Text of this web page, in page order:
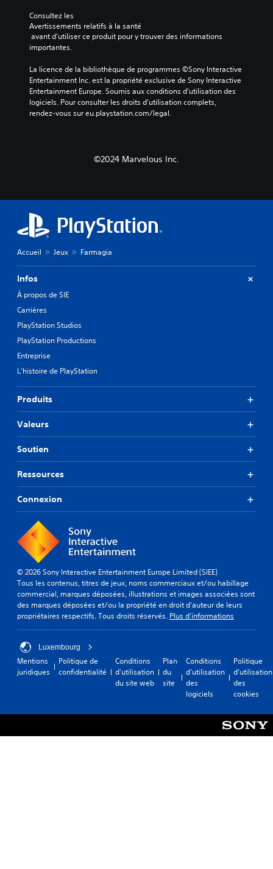
Consultez les
Avertissements relatifs à la santé
importantes.
La licence de la bibliothèque de programmes ©Sony Interactive
Entertainment Inc. est la propriété exclusive de Sony Interactive
Entertainment Europe. Soumis aux conditions d’utilisation des
logiciels. Pour consulter les droits d’utilisation complets,
rendez-vous sur eu.playstation.com/legal.
©2024 Marvelous Inc.
Accueil Jeux Farmagia
Infos
À propos de SIE
Carrières
PlayStation Studios
PlayStation Productions
Entreprise
L'histoire de PlayStation
Produits
Valeurs
Soutien
Ressources
Connexion
© 2026 Sony Interactive Entertainment Europe Limited (SIEE)
Tous les contenus, titres de jeux, noms commerciaux et/ou habillage
commercial, marques déposées, illustrations et images associées sont
des marques déposées et/ou la propriété en droit d'auteur de leurs
propriétaires respectifs. Tous droits réservés. Plus d'informations
Luxembourg
Mentions
juridiques
Politique de
confidentialité
Conditions
d'utilisation
du site web
Plan
du
site
Conditions
d'utilisation
des
logiciels
Politique
d'utilisation
des
cookies